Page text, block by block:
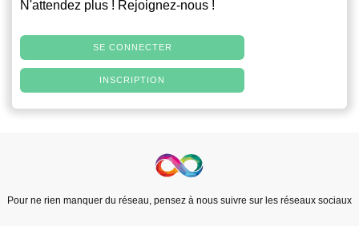
N'attendez plus ! Rejoignez-nous !
SE CONNECTER
INSCRIPTION
Pour ne rien manquer du réseau, pensez à nous suivre sur les réseaux sociaux